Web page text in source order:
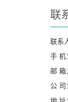
联
联系
手 机
邮 箱
公 司